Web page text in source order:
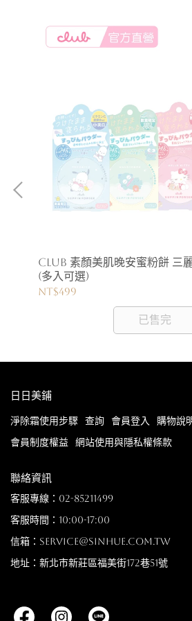
CLUB 素顏美肌晚安蜜粉餅 三
(多入可選)
NT$499
已售完
日日美鋪
淨除霜使用步驟 查詢 會員登入 購物說
會員制度權益
網站使用與隱私權條款
聯絡資訊
客服專線：02-85211499
客服時間：10:00-17:00
信箱：service@sinhue.com.tw
地址：新北市新莊區福美街172巷51號